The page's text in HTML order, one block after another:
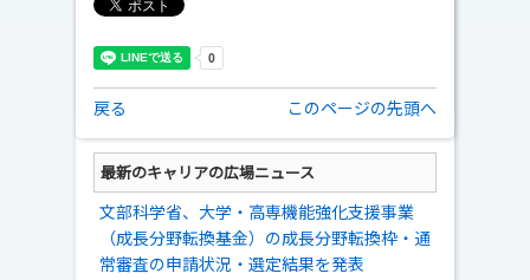
戻る このページの先頭へ
最新のキャリアの広場ニュース
文部科学省、大学・高専機能強化支援事業
（成長分野転換基金）の成長分野転換枠・通
常審査の申請状況・選定結果を発表